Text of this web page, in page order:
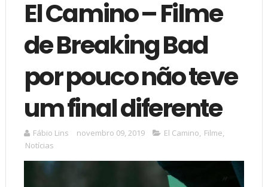
El Camino – Filme
de Breaking Bad
por pouco não teve
um final diferente
Fábio Lins novembro 09, 2019 El Camino, Filme,
Notícias